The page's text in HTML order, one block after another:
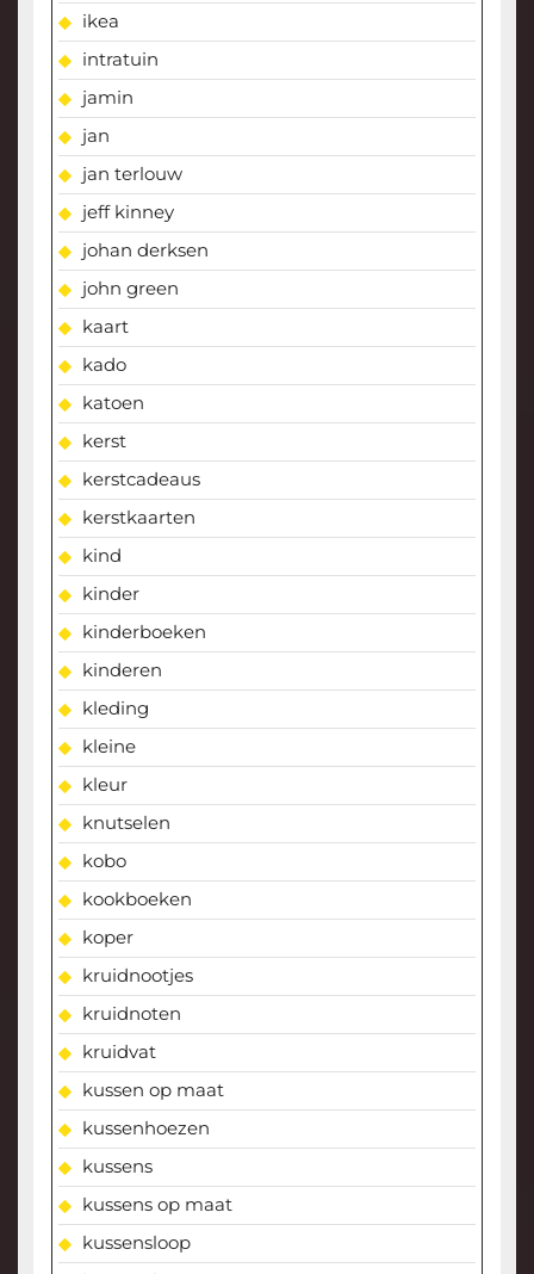
ikea
intratuin
jamin
jan
jan terlouw
jeff kinney
johan derksen
john green
kaart
kado
katoen
kerst
kerstcadeaus
kerstkaarten
kind
kinder
kinderboeken
kinderen
kleding
kleine
kleur
knutselen
kobo
kookboeken
koper
kruidnootjes
kruidnoten
kruidvat
kussen op maat
kussenhoezen
kussens
kussens op maat
kussensloop